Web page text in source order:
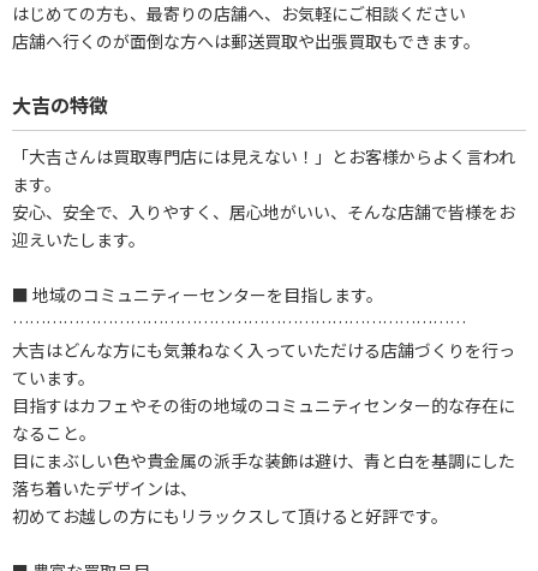
はじめての方も、最寄りの店舗へ、お気軽にご相談ください
店舗へ行くのが面倒な方へは郵送買取や出張買取もできます。
大吉の特徴
「大吉さんは買取専門店には見えない！」とお客様からよく言われ
ます。
安心、安全で、入りやすく、居心地がいい、そんな店舗で皆様をお
迎えいたします。
■ 地域のコミュニティーセンターを目指します。
………………………………………………………………………
大吉はどんな方にも気兼ねなく入っていただける店舗づくりを行っ
ています。
目指すはカフェやその街の地域のコミュニティセンター的な存在に
なること。
目にまぶしい色や貴金属の派手な装飾は避け、青と白を基調にした
落ち着いたデザインは、
初めてお越しの方にもリラックスして頂けると好評です。